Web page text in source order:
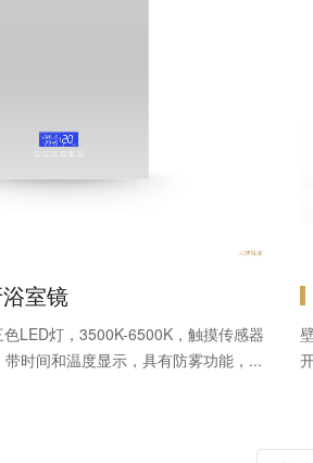
室镜
LED灯，3500K-6500K，触摸传感器
时间和温度显示，具有防雾功能，...